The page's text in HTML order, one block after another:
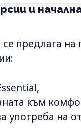
и
предлага на
към
употреба на